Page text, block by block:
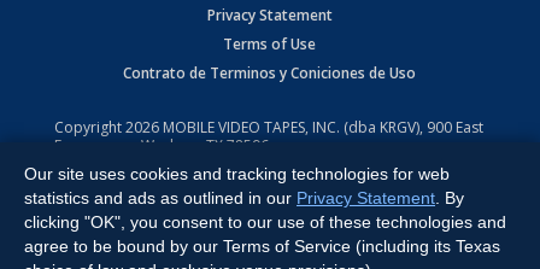
Privacy Statement
Terms of Use
Contrato de Terminos y Coniciones de Uso
Copyright2026 MOBILE VIDEO TAPES, INC. (dba KRGV), 900 East
Expressway, Weslaco, TX 78596.
All Rights Reserved. Powered by:Ruby Shore Software
Our site uses cookies and tracking technologies for web
statistics and ads as outlined in our Privacy Statement . By
clicking "OK", you consent to our use of these technologies and
agree to be bound by our Terms of Service (including its Texas